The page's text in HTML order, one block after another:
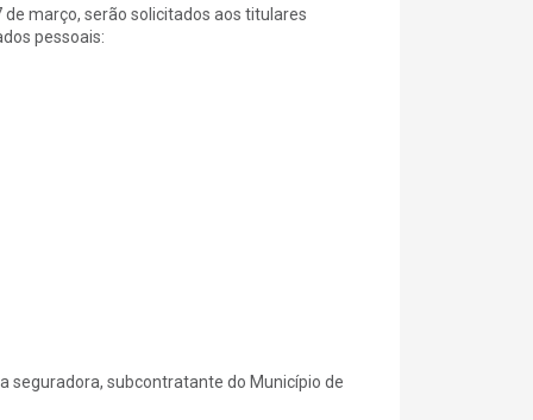
março, serão solicitados aos titulares
pessoais:
seguradora, subcontratante do Município de